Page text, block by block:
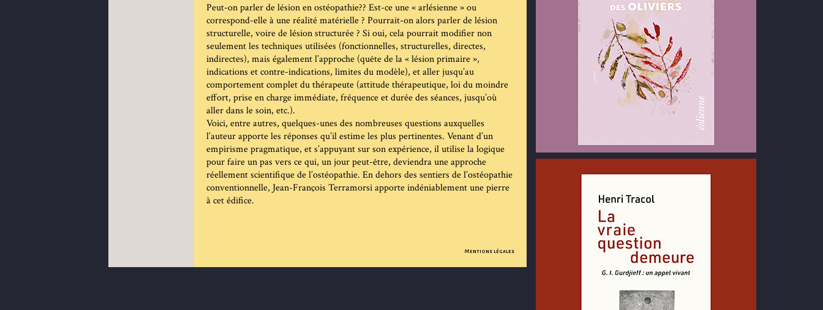
Peut-on parler de lésion en ostéopathie?? Est-ce une « arlésienne » ou
correspond-elle à une réalité matérielle ? Pourrait-on alors parler de lésion
structurelle, voire de lésion structurée ? Si oui, cela pourrait modifier non
seulement les techniques utilisées (fonctionnelles, structurelles, directes,
indirectes), mais également l’approche (quête de la « lésion primaire »,
indications et contre-indications, limites du modèle), et aller jusqu’au
comportement complet du thérapeute (attitude thérapeutique, loi du moindre
effort, prise en charge immédiate, fréquence et durée des séances, jusqu’où
aller dans le soin, etc.).
Voici, entre autres, quelques-unes des nombreuses questions auxquelles
l’auteur apporte les réponses qu’il estime les plus pertinentes. Venant d’un
empirisme pragmatique, et s’appuyant sur son expérience, il utilise la logique
pour faire un pas vers ce qui, un jour peut-être, deviendra une approche
réellement scientifique de l’ostéopathie. En dehors des sentiers de l’ostéopathie
conventionnelle, Jean-François Terramorsi apporte indéniablement une pierre
à cet édifice.
Mentions légales